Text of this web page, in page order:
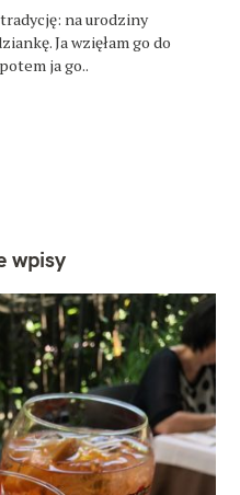
na urodziny
Ja wzięłam go do
ja go..
wpisy